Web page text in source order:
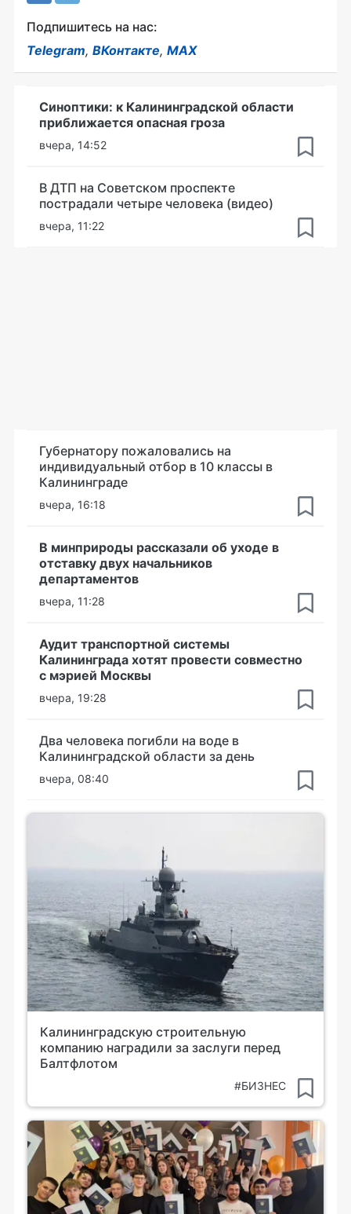
Подпишитесь на нас:
Telegram, ВКонтакте, MAX
Синоптики: к Калининградской области
приближается опасная гроза
вчера, 14:52
В ДТП на Советском проспекте
пострадали четыре человека (видео)
вчера, 11:22
Губернатору пожаловались на
индивидуальный отбор в 10 классы в
Калининграде
вчера, 16:18
В минприроды рассказали об уходе в
отставку двух начальников
департаментов
вчера, 11:28
Аудит транспортной системы
Калининграда хотят провести совместно
с мэрией Москвы
вчера, 19:28
Два человека погибли на воде в
Калининградской области за день
вчера, 08:40
Калининградскую строительную
компанию наградили за заслуги перед
Балтфлотом
#БИЗНЕС